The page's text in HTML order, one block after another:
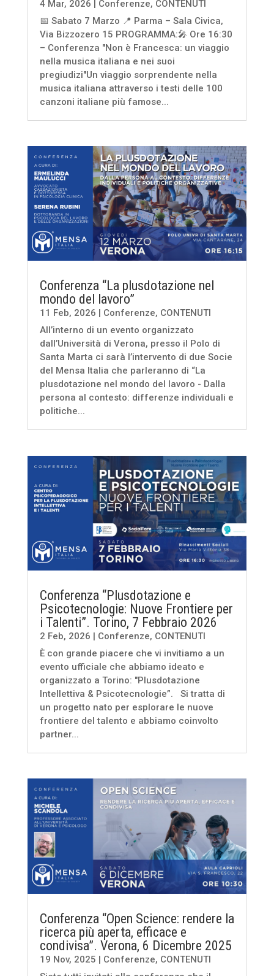
4 Mar, 2026 | Conferenze, CONTENUTI
📅 Sabato 7 Marzo 📍 Parma – Sala Civica,
Via Bizzozero 15 PROGRAMMA:🎤 Ore 16:30
– Conferenza "Non è Francesca: un viaggio
nella musica italiana e nei suoi
pregiudizi"Un viaggio sorprendente nella
musica italiana attraverso i testi delle 100
canzoni italiane più famose...
Conferenza “La plusdotazione nel
mondo del lavoro”
11 Feb, 2026 Conferenze, CONTENUTI
All’interno di un evento organizzato
dall’Università di Verona, presso il Polo di
Santa Marta ci sarà l’intervento di due Socie
del Mensa Italia che parleranno di “La
plusdotazione nel mondo del lavoro - Dalla
persona al contesto: differenze individuali e
politiche...
Conferenza “Plusdotazione e
Psicotecnologie: Nuove Frontiere per
i Talenti”. Torino, 7 Febbraio 2026
2 Feb, 2026 | Conferenze, CONTENUTI
È con grande piacere che vi invitiamo a un
evento ufficiale che abbiamo ideato e
organizzato a Torino: "Plusdotazione
Intellettiva & Psicotecnologie”. Si tratta di
un progetto nato per esplorare le nuove
frontiere del talento e abbiamo coinvolto
partner...
Conferenza “Open Science: rendere la
ricerca più aperta, efficace e
condivisa”. Verona, 6 Dicembre 2025
19 Nov, 2025 | Conferenze, CONTENUTI